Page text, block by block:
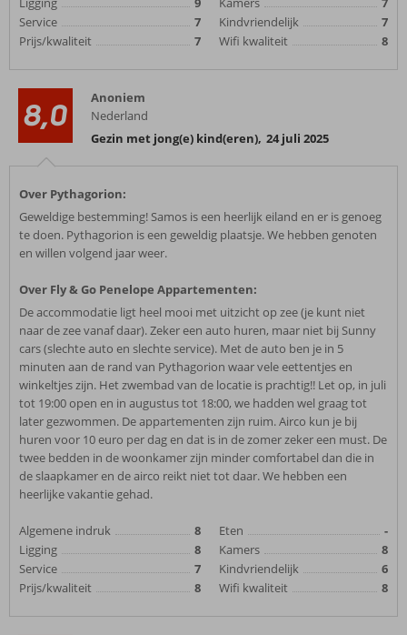
Service
7
Prijs/kwaliteit
7
Kindvriendelijk
7
Wifi kwaliteit
8
8,0
Anoniem
Nederland
Gezin met jong(e) kind(eren), 24 juli 2025
Over Pythagorion:
Geweldige bestemming! Samos is een heerlijk eiland en er is genoeg
te doen. Pythagorion is een geweldig plaatsje. We hebben genoten
en willen volgend jaar weer.
Over Fly & Go Penelope Appartementen:
De accommodatie ligt heel mooi met uitzicht op zee (je kunt niet
naar de zee vanaf daar). Zeker een auto huren, maar niet bij Sunny
cars (slechte auto en slechte service). Met de auto ben je in 5
minuten aan de rand van Pythagorion waar vele eettentjes en
winkeltjes zijn. Het zwembad van de locatie is prachtig!! Let op, in juli
tot 19:00 open en in augustus tot 18:00, we hadden wel graag tot
later gezwommen. De appartementen zijn ruim. Airco kun je bij
huren voor 10 euro per dag en dat is in de zomer zeker een must. De
twee bedden in de woonkamer zijn minder comfortabel dan die in
de slaapkamer en de airco reikt niet tot daar. We hebben een
heerlijke vakantie gehad.
Algemene indruk
8
Ligging
8
Service
7
Prijs/kwaliteit
8
Eten
-
Kamers
8
Kindvriendelijk
6
Wifi kwaliteit
8